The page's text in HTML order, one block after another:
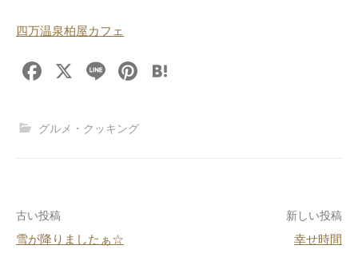
四万温泉柏屋カフェ
F
c
o
k
X
Li
e
Pi
グルメ・クッキング
投
稿
古い投稿
雪が降りましたぁ☆
新しい投稿
幸せ時間